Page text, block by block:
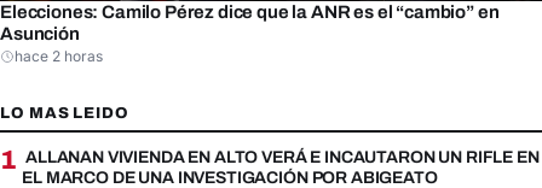
Elecciones: Camilo Pérez dice que la ANR es el “cambio” en
Asunción
hace 2 horas
LO MAS LEIDO
1 ALLANAN VIVIENDA EN ALTO VERÁ E INCAUTARON UN RIFLE EN
EL MARCO DE UNA INVESTIGACIÓN POR ABIGEATO